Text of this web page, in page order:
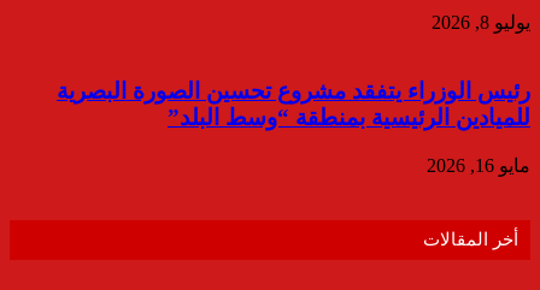
يوليو 8, 2026
رئيس الوزراء يتفقد مشروع تحسين الصورة البصرية
للميادين الرئيسية بمنطقة “وسط البلد”
مايو 16, 2026
أخر المقالات